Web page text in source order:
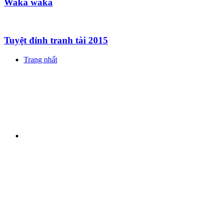
Waka waka
Tuyệt đỉnh tranh tài 2015
Trang nhất